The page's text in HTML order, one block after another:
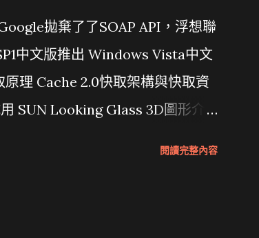
拋棄了了SOAP API，浮想聯
中文版推出 Windows Vista中文
原理 Cache 2.0快取架構與快取資
SUN Looking Glass 3D圖形介
閱讀完整內容